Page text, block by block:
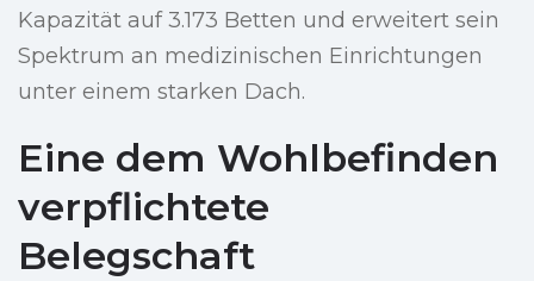
Kapazität auf 3.173 Betten und erweitert sein
Spektrum an medizinischen Einrichtungen
unter einem starken Dach.
Eine dem Wohlbefinden
verpflichtete
Belegschaft